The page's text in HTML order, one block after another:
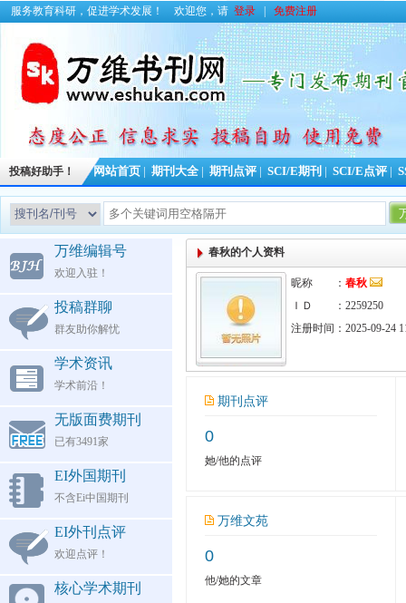
服务教育科研，促进学术发展！ 欢迎您，请 登录 免费注册
投稿好助手！ 网站首页 期刊大全 期刊点评 SCI/E期刊 SCI/E点评
万维编辑号
欢迎入驻！
投稿群聊
群友助你解忧
学术资讯
学术前沿！
无版面费期刊
已有3491家
EI外国期刊
不含Ei中国期刊
EI外刊点评
欢迎点评！
核心学术期刊
春秋的个人资料
昵称 ： 春秋
ＩＤ ：2259250
注册时间：2025-09-24
期刊点评
0
她/他的点评
万维文苑
0
他/她的文章